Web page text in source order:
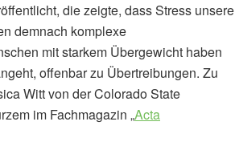
die zeigte, dass Stress unsere
demnach komplexe
mit starkem Übergewicht haben
offenbar zu Übertreibungen. Zu
Witt von der Colorado State
im Fachmagazin „Acta